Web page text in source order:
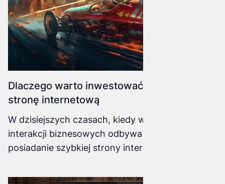
Dlaczego warto inwestować w szybką
stronę internetową
W dzisiejszych czasach, kiedy większość
interakcji biznesowych odbywa się online,
posiadanie szybkiej strony internetowej jest
zwiększaniu sprzedaży, ale także pozytywnie